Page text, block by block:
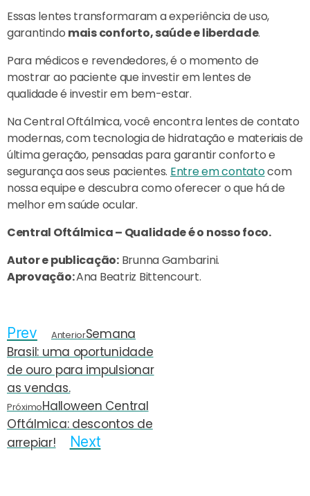
Essas lentes transformaram a experiência de uso,
garantindo mais conforto, saúde e liberdade.
Para médicos e revendedores, é o momento de
mostrar ao paciente que investir em lentes de
qualidade é investir em bem-estar.
Na Central Oftálmica, você encontra lentes de contato
modernas, com tecnologia de hidratação e materiais de
última geração, pensadas para garantir conforto e
segurança aos seus pacientes. Entre em contatocom
nossa equipe e descubra como oferecer o que há de
melhor em saúde ocular.
Central Oftálmica – Qualidade é o nosso foco.
Autor e publicação:Brunna Gambarini.
Aprovação:Ana Beatriz Bittencourt.
Prev AnteriorSemana
Brasil: uma oportunidade
de ouro para impulsionar
as vendas.
PróximoHalloween Central
Oftálmica: descontos de
arrepiar!
Next